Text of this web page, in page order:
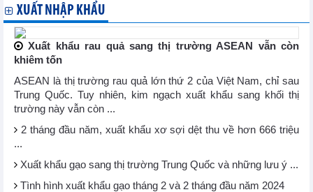
XUẤT NHẬP KHẨU
Xuất khẩu rau quả sang thị trường ASEAN vẫn còn
khiêm tốn
ASEAN là thị trường rau quả lớn thứ 2 của Việt Nam, chỉ sau
Trung Quốc. Tuy nhiên, kim ngạch xuất khẩu sang khối thị
trường này vẫn còn ...
2 tháng đầu năm, xuất khẩu xơ sợi dệt thu về hơn 666 triệu
...
Xuất khẩu gạo sang thị trường Trung Quốc và những lưu ý ...
Tình hình xuất khẩu gạo tháng 2 và 2 tháng đầu năm 2024